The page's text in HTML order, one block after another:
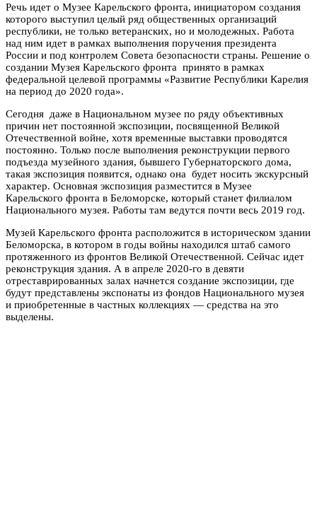
Речь идет о Музее Карельского фронта, инициатором создания
которого выступил целый ряд общественных организаций
республики, не только ветеранских, но и молодежных. Работа
над ним идет в рамках выполнения поручения президента
России и под контролем Совета безопасности страны. Решение о
создании Музея Карельского фронта принято в рамках
федеральной целевой программы «Развитие Республики Карелия
на период до 2020 года».
Сегодня даже в Национальном музее по ряду объективных
причин нет постоянной экспозиции, посвященной Великой
Отечественной войне, хотя временные выставки проводятся
постоянно. Только после выполнения реконструкции первого
подъезда музейного здания, бывшего Губернаторского дома,
такая экспозиция появится, однако она будет носить экскурсный
характер. Основная экспозиция разместится в Музее
Карельского фронта в Беломорске, который станет филиалом
Национального музея. Работы там ведутся почти весь 2019 год.
Музей Карельского фронта расположится в историческом здании
Беломорска, в котором в годы войны находился штаб самого
протяженного из фронтов Великой Отечественной. Сейчас идет
реконструкция здания. А в апреле 2020-го в девяти
отреставрированных залах начнется создание экспозиции, где
будут представлены экспонаты из фондов Национального музея
и приобретенные в частных коллекциях — средства на это
выделены.